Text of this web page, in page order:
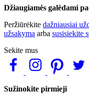
Džiaugiamės galėdami
Peržiūrėkite dažniausiai
užsakymą arba susisiekite
Sekite mus
Sužinokite pirmieji